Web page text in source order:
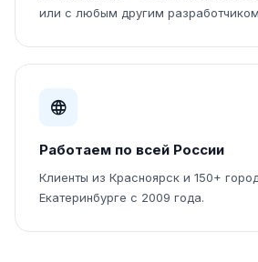
или с любым другим
Работаем по всей России
Клиенты из Красноярск и 150+
Екатеринбурге с 2009 года.